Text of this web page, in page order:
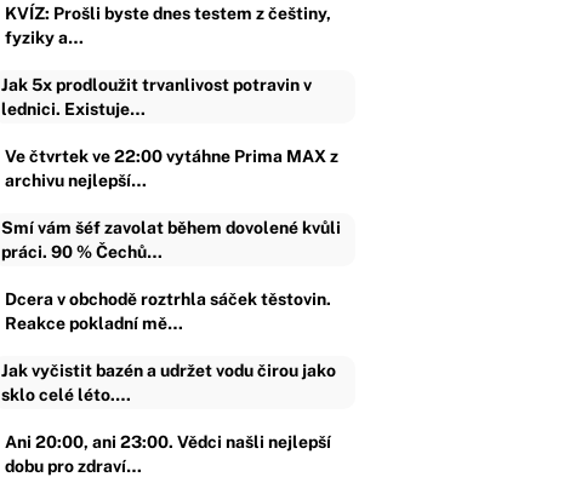
KVÍZ: Prošli byste dnes testem z češtiny,
fyziky a…
Jak 5x prodloužit trvanlivost potravin v
lednici. Existuje…
Ve čtvrtek ve 22:00 vytáhne Prima MAX z
archivu nejlepší…
Smí vám šéf zavolat během dovolené kvůli
práci. 90 % Čechů…
Dcera v obchodě roztrhla sáček těstovin.
Reakce pokladní mě…
Jak vyčistit bazén a udržet vodu čirou jako
sklo celé léto.…
Ani 20:00, ani 23:00. Vědci našli nejlepší
dobu pro zdraví…